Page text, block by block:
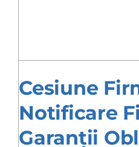
Cesiune
Notificare
Garanții